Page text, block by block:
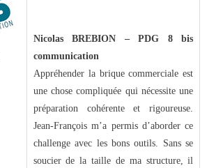
commerciale
développement des outils
des ressources humaines
de vente
Nicolas BREBION – PDG 8 bis
communication
Appréhender la brique commerciale est
une chose compliquée qui nécessite une
préparation cohérente et rigoureuse.
Jean-François m’a permis d’aborder ce
challenge avec les bons outils. Sans se
soucier de la taille de ma structure, il